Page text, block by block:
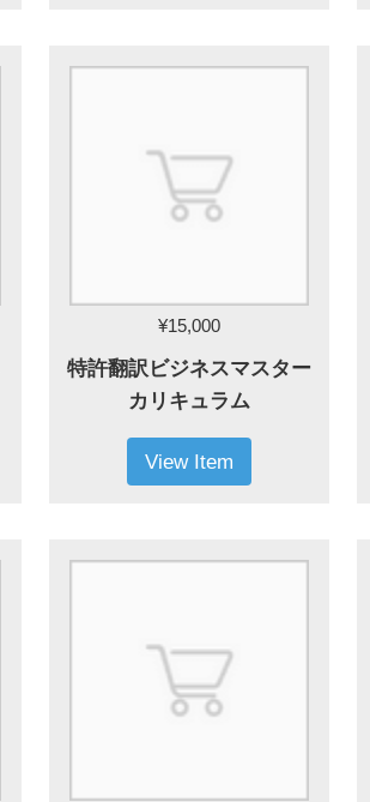
¥15,000
特許翻訳ビジネスマスター
カリキュラム
View Item